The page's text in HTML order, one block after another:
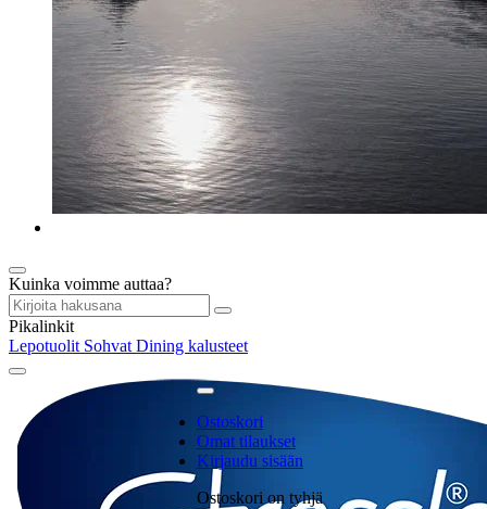
Kuinka voimme auttaa?
Pikalinkit
Lepotuolit Sohvat Dining kalusteet
Ostoskori
Omat tilaukset
Kirjaudu sisään
Ostoskori on tyhjä